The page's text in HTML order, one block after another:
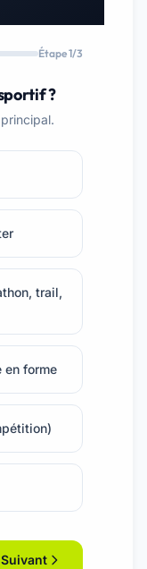
Étape 1/3
?
trail,
en forme
Suivant